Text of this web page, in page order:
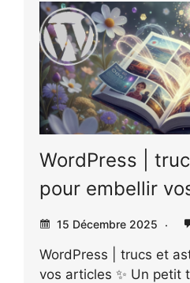
WordPress |
pour embellir
15 Décembre 2025
WordPress | trucs et
vos articles ✨ Un